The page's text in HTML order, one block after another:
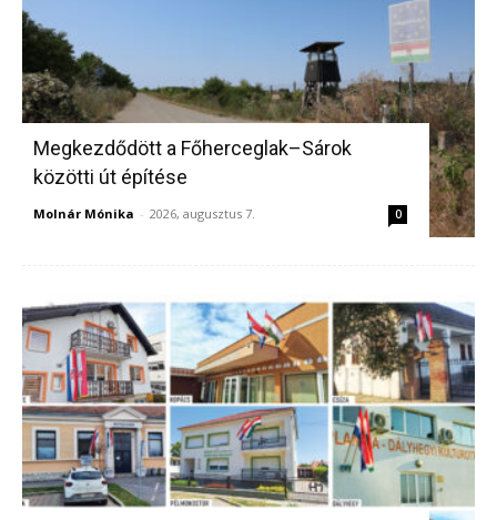
Megkezdődött a Főherceglak–Sárok
közötti út építése
Molnár Mónika - 2026, augusztus 7. 0